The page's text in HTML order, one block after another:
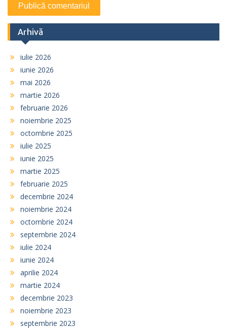
Arhivă
iulie 2026
iunie 2026
mai 2026
martie 2026
februarie 2026
noiembrie 2025
octombrie 2025
iulie 2025
iunie 2025
martie 2025
februarie 2025
decembrie 2024
noiembrie 2024
octombrie 2024
septembrie 2024
iulie 2024
iunie 2024
aprilie 2024
martie 2024
decembrie 2023
noiembrie 2023
septembrie 2023